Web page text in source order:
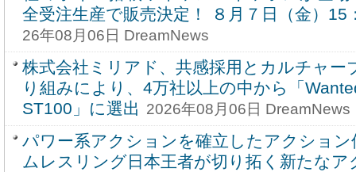
全受注生産で販売決定！ ８月７日（金）15
26年08月06日 DreamNews
株式会社ミリアド、共感採用とカルチャー
り組みにより、4万社以上の中から「
ST100」に選出 2026年08月06日 DreamNews
パワー系アクションを確立したアクション
ムレスリング日本王者が切り拓く新たなア